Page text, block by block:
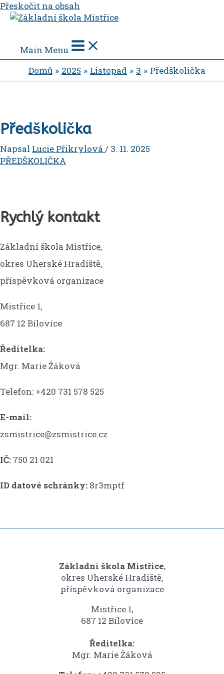
Přeskočit na obsah
Main Menu
Domů
2025 Listopad 3 Předškolička
Předškolička
Napsal Lucie Přikrylová / 3. 11. 2025
PŘEDŠKOLIČKA
Rychlý kontakt
Základní škola Mistřice,
okres Uherské Hradiště,
příspěvková organizace
Mistřice 1,
687 12 Bílovice
Ředitelka:
Mgr. Marie Žáková
Telefon: +420 731 578 525
E-mail:
zsmistrice@zsmistrice.cz
IČ: 750 21 021
ID datové schránky: 8r3mptf
Základní škola Mistřice,
okres Uherské Hradiště,
příspěvková organizace
Mistřice 1,
687 12 Bílovice
Ředitelka:
Mgr. Marie Žáková